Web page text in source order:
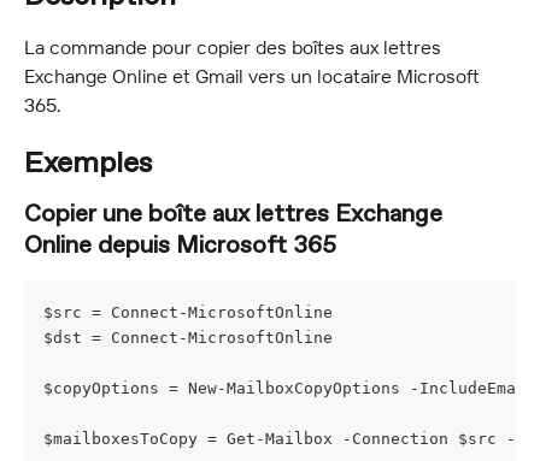
La commande pour copier des boîtes aux lettres
Exchange Online et Gmail vers un locataire Microsoft
365.
Exemples
Copier une boîte aux lettres Exchange
Online depuis Microsoft 365
$src = Connect-MicrosoftOnline
$dst = Connect-MicrosoftOnline
$copyOptions = New-MailboxCopyOptions -
$mailboxesToCopy = Get-Mailbox -Connection $src -Id